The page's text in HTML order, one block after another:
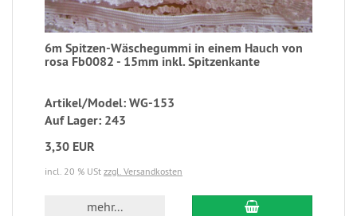
6m Spitzen-Wäschegummi in einem Hauch von
rosa Fb0082 - 15mm inkl. Spitzenkante
Artikel/Model: WG-153
Auf Lager: 243
3,30 EUR
incl. 20 % USt zzgl. Versandkosten
mehr...